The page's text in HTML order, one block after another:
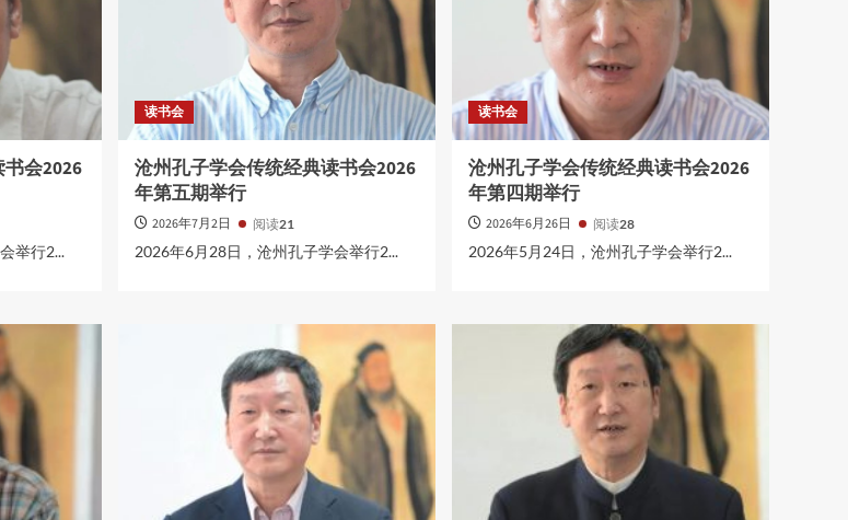
会2026
举行2...
读书会
沧州孔子学会传统经典读书会2026
年第五期举行
2026年7月2日 阅读21
2026年6月28日，沧州孔子学会举行2...
读书会
沧州孔子学会传统经典读书会2026
年第四期举行
2026年6月26日 阅读28
2026年5月24日，沧州孔子学会举行2...